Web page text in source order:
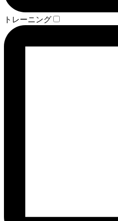
トレーニング